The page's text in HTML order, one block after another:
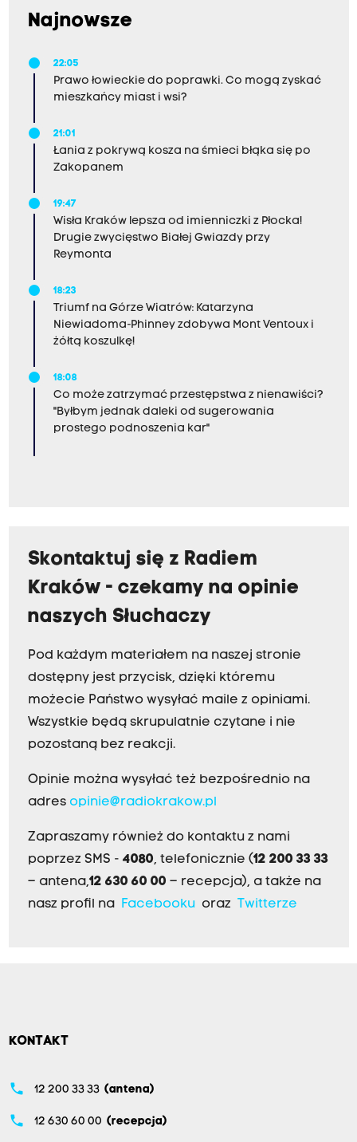
Najnowsze
22:05
Prawo łowieckie do poprawki. Co mogą zyskać
mieszkańcy miast i wsi?
21:01
Łania z pokrywą kosza na śmieci błąka się po
Zakopanem
19:47
Wisła Kraków lepsza od imienniczki z Płocka!
Drugie zwycięstwo Białej Gwiazdy przy
Reymonta
18:23
Triumf na Górze Wiatrów: Katarzyna
Niewiadoma-Phinney zdobywa Mont Ventoux i
żółtą koszulkę!
18:08
Co może zatrzymać przestępstwa z nienawiści?
"Byłbym jednak daleki od sugerowania
prostego podnoszenia kar"
Skontaktuj się z Radiem
Kraków - czekamy na opinie
naszych Słuchaczy
Pod każdym materiałem na naszej stronie
dostępny jest przycisk, dzięki któremu
możecie Państwo wysyłać maile z opiniami.
Wszystkie będą skrupulatnie czytane i nie
pozostaną bez reakcji.
Opinie można wysyłać też bezpośrednio na
adres opinie@radiokrakow.pl
Zapraszamy również do kontaktu z nami
poprzez SMS - 4080, telefonicznie (12 200 33 33
– antena,12 630 60 00 – recepcja), a także na
nasz profil na Facebookuoraz Twitterze
KONTAKT
phone 12 200 33 33 (antena)
phone 12 630 60 00 (recepcja)